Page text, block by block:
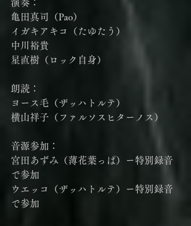
演奏：
亀田真司（Pao）
イガキアキコ（たゆたう）
中川裕貴
星直樹（ロック自身）
朗読：
ヨース毛（ザッハトルテ）
横山祥子（ファルソスヒターノス）
音源参加：
宮田あずみ（薄花葉っぱ）ー特別録音
で参加
ウエッコ（ザッハトルテ）ー特別録音
で参加